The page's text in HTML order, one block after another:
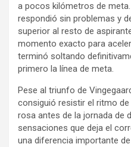
a pocos kilómetros de
respondió sin problemas y
superior al resto de
momento exacto para
terminó soltando
primero la línea de meta.
Pese al triunfo de
consiguió resistir el ritmo
rosa antes de la jornada de
sensaciones que deja el
una diferencia importante